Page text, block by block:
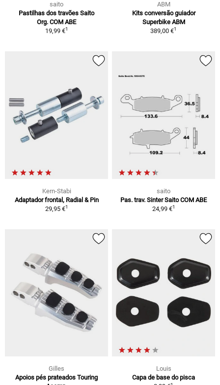
saito
Pastilhas dos travões Saito
Org. COM ABE
19,99 €1
ABM
Kits conversão guiador
Superbike ABM
389,00 €1
Kern-Stabi
Adaptador frontal, Radial & Pin
29,95 €1
saito
Pas. trav. Sinter Saito COM ABE
24,99 €1
Gilles
Apoios pés prateados Touring
Louis
Capa de base do pisca